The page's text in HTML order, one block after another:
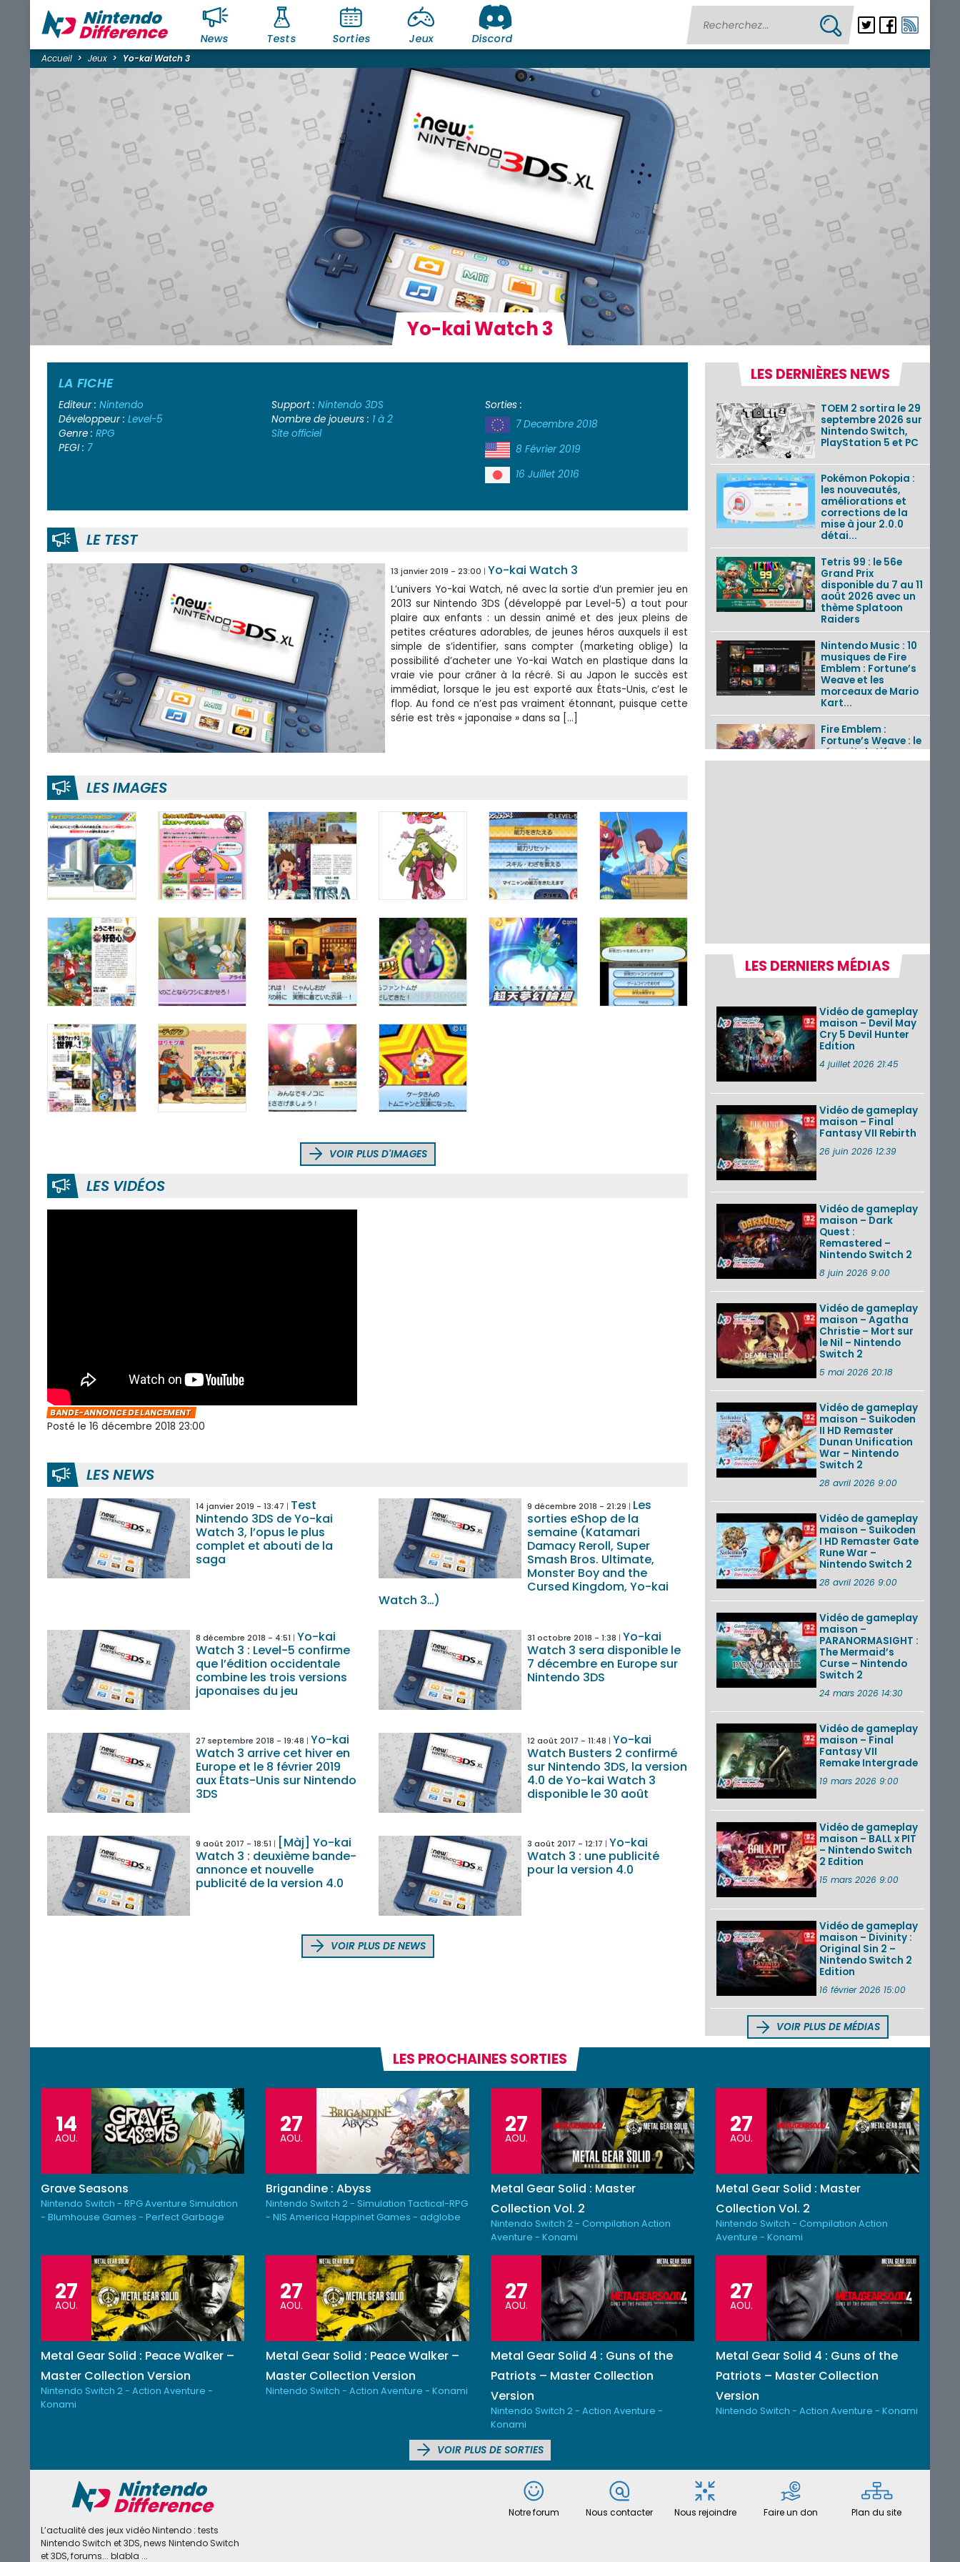
News Tests Sorties Jeux Discord
Accueil Jeux Yo-kai Watch 3
Yo-kai Watch 3
LA FICHE
Editeur : Nintendo
Développeur : Level-5
Genre : RPG
PEGI : 7
Support :Nintendo 3DS
Nombre de joueurs : 1 à 2
Site officiel
Sorties :
7 Decembre 2018
8 Février 2019
16 Juillet 2016
LE TEST
13 janvier 2019 - 23:00 Yo-kai Watch 3
L’univers Yo-kai Watch, né avec la sortie d’un premier jeu en
2013 sur Nintendo 3DS (développé par Level-5) a tout pour
plaire aux enfants : un dessin animé et des jeux pleins de
petites créatures adorables, de jeunes héros auxquels il est
simple de s’identifier, sans compter (marketing oblige) la
possibilité d’acheter une Yo-kai Watch en plastique dans la
vraie vie pour crâner à la récré. Si au Japon le succès est
immédiat, lorsque le jeu est exporté aux États-Unis, c’est le
flop. Au fond ce n’est pas vraiment étonnant, puisque cette
série est très « japonaise » dans sa […]
LES IMAGES
VOIR PLUS D'IMAGES
LES VIDÉOS
BANDE-ANNONCE DE LANCEMENT
Posté le 16 décembre 2018 23:00
LES NEWS
14 janvier 2019 - 13:47
Test
Nintendo 3DS de Yo-kai
Watch 3, l’opus le plus
complet et abouti de la
saga
9 décembre 2018 - 21:29
Les
sorties eShop de la
semaine (Katamari
Damacy Reroll, Super
Smash Bros. Ultimate,
Monster Boy and the
Cursed Kingdom, Yo-kai
Watch 3…)
8 décembre 2018 - 4:51
Yo-kai
Watch 3 : Level-5 confirme
que l’édition occidentale
combine les trois versions
japonaises du jeu
31 octobre 2018 - 1:38
Yo-kai
Watch 3 sera disponible le
7 décembre en Europe sur
Nintendo 3DS
27 septembre 2018 - 19:48
Yo-kai
Watch 3 arrive cet hiver en
Europe et le 8 février 2019
aux États-Unis sur Nintendo
3DS
12 août 2017 - 11:48
Yo-kai
Watch Busters 2 confirmé
sur Nintendo 3DS, la version
4.0 de Yo-kai Watch 3
disponible le 30 août
9 août 2017 - 18:51
[Màj] Yo-kai
Watch 3 : deuxième bande-
annonce et nouvelle
publicité de la version 4.0
3 août 2017 - 12:17
Yo-kai
Watch 3 : une publicité
pour la version 4.0
VOIR PLUS DE NEWS
LES DERNIÈRES NEWS
TOEM 2 sortira le 29
septembre 2026 sur
Nintendo Switch,
PlayStation 5 et PC
Pokémon Pokopia :
les nouveautés,
améliorations et
corrections de la
mise à jour 2.0.0
détai...
Tetris 99 : le 56e
Grand Prix
disponible du 7 au 11
août 2026 avec un
thème Splatoon
Raiders
Nintendo Music : 10
musiques de Fire
Emblem : Fortune’s
Weave et les
morceaux de Mario
Kart...
Fire Emblem :
Fortune’s Weave : le
récapitulatif
complet du Direct,
Les sorties eShop de
la semaine 31 de
2026 (Xenoblade
Edit...
Une édition
physique japonaise
de Stray Children
sur Nintendo Switch
décembre ...
Nintendo Music :
des musiques de
cinq jeux Virtual Boy
et de nouveaux
VOIR PLUS DE NEWS
LES DERNIERS MÉDIAS
Vidéo de gameplay
maison – Devil May
Cry 5 Devil Hunter
Edition
4 juillet 2026 21:45
Vidéo de gameplay
maison – Final
Fantasy VII Rebirth
26 juin 2026 12:39
Vidéo de gameplay
maison – Dark
Quest :
Remastered –
Nintendo Switch 2
8 juin 2026 9:00
Vidéo de gameplay
maison – Agatha
Christie – Mort sur
le Nil – Nintendo
Switch 2
5 mai 2026 20:18
Vidéo de gameplay
maison – Suikoden
II HD Remaster
Dunan Unification
War – Nintendo
Switch 2
28 avril 2026 9:00
Vidéo de gameplay
maison – Suikoden
I HD Remaster Gate
Rune War –
Nintendo Switch 2
28 avril 2026 9:00
Vidéo de gameplay
maison –
PARANORMASIGHT :
The Mermaid’s
Curse – Nintendo
Switch 2
24 mars 2026 14:30
Vidéo de gameplay
maison – Final
Fantasy VII
Remake Intergrade
19 mars 2026 9:00
Vidéo de gameplay
maison – BALL x PIT
– Nintendo Switch
2 Edition
15 mars 2026 9:00
Vidéo de gameplay
maison – Divinity :
Original Sin 2 –
Nintendo Switch 2
Edition
16 février 2026 15:00
VOIR PLUS DE MÉDIAS
LES PROCHAINES SORTIES
14
AOU.
Grave Seasons
Nintendo Switch - RPG Aventure Simulation
- Blumhouse Games - Perfect Garbage
27
AOU.
Brigandine : Abyss
Nintendo Switch 2 - Simulation Tactical-RPG
- NIS America Happinet Games - adglobe
27
AOU.
Metal Gear Solid : Master
Collection Vol. 2
Nintendo Switch 2 - Compilation Action
Aventure - Konami
27
AOU.
Metal Gear Solid : Master
Collection Vol. 2
Nintendo Switch - Compilation Action
Aventure - Konami
27
AOU.
Metal Gear Solid : Peace Walker –
Master Collection Version
Nintendo Switch 2 - Action Aventure -
Konami
27
AOU.
Metal Gear Solid : Peace Walker –
Master Collection Version
Nintendo Switch - Action Aventure - Konami
27
AOU.
Metal Gear Solid 4 : Guns of the
Patriots – Master Collection
Version
Nintendo Switch 2 - Action Aventure -
Konami
27
AOU.
Metal Gear Solid 4 : Guns of the
Patriots – Master Collection
Version
Nintendo Switch - Action Aventure - Konami
VOIR PLUS DE SORTIES
L’actualité des jeux vidéo Nintendo : tests
Nintendo Switch et 3DS, news Nintendo Switch
et 3DS, forums... blabla ...
Notre forum Nous contacter Nous rejoindre Faire un don Plan du site